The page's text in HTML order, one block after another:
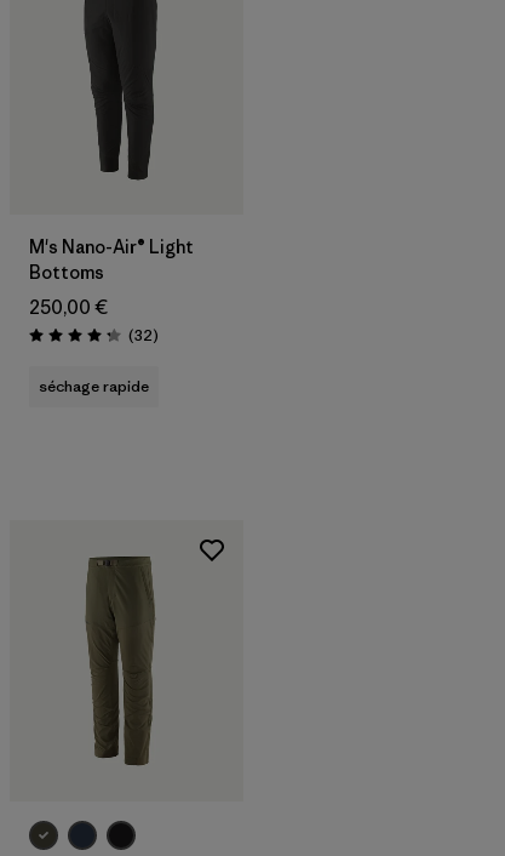
M's Nano-Air® Light
Bottoms
250,00 €
Évaluation: 4.3 / 5
(32Avis
)
séchage rapide